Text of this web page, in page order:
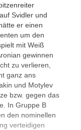
Svidler und
er einen
um den
mit Weiß
gewinnen
zu verlieren,
ganz ans
und Motylev
bzw. gegen das
In Gruppe B
den nominellen
verteidigen